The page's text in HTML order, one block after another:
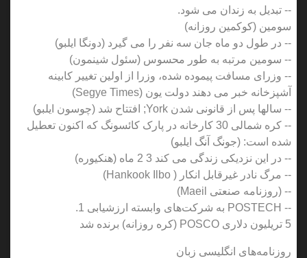
-- تبدیل به زندان می شود.
سومین (کوکمین روزانه)
-- در طول دو ماه جان سه نفر را می گیرد (دونگا ایلبو)
-- سومین مرتبه به طور محسوس (سئول شینمون)
-- وزرای مسافت پیموده شده، وزرا از اولین تغییر کابینه
آشپزخانه خبر می دهند دولت یون (Segye Times)
-- سالها پس از قانونی شدن York; افتتاح شد (چوسون ایلبو)
-- کره شمالی 30 کارخانه در پارک کائسونگ که اکنون تعطیل
شده است: (جونگ آنگ ایلبو)
-- در این نزدیکی زندگی می کند 3 2 ماه (هنکیوره)
-- مرگ نادر غیرقابل انکار ( Hankook Ilbo)
-- (روزنامه صنعتی Maeil)
-- POSTECH به شرکت‌های وابسته ارزشیابی 1.
5 تریلیون دلاری POSCO (کره روزانه) برنده شد
روزنامه‌های انگلیسی زبان